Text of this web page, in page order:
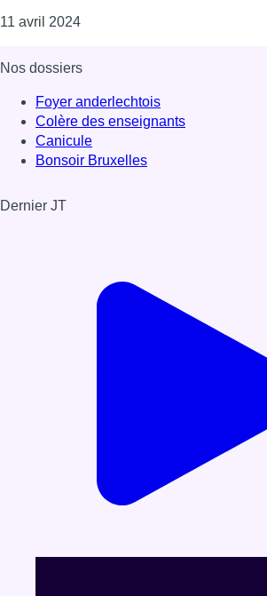
11 avril 2024Consulter l'article "Malgré la
Nos dossiers
Foyer anderlechtois
Colère des enseignants
Canicule
Bonsoir Bruxelles
Dernier JT